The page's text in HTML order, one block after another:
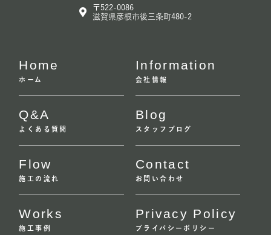
〒522-0086
滋賀県彦根市後三条町480-2
Home
ホーム
Q&A
よくある質問
Flow
施工の流れ
Works
施工事例
Information
会社情報
Blog
スタッフブログ
Contact
お問い合わせ
Privacy Policy
プライバシーポリシー